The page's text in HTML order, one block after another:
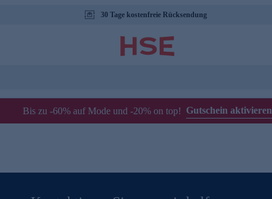
30 Tage kostenfreie Rücksendung
Bis zu -60% auf Mode und -20% on top! Gutschein aktivieren